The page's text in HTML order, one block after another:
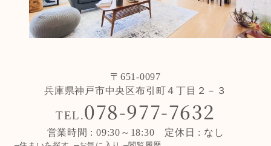
〒651-0097
兵庫県神戸市中央区布引町４丁目２－３
TEL.078-977-7632
営業時間 : 09:30～18:30 定休日 : なし